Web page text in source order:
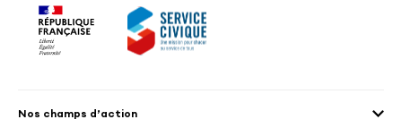
Nos champs d’action